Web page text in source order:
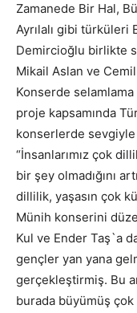
Zamanede Bir Hal,
Ayrılalı gibi türküleri
Demircioğlu birlikte
Mikail Aslan ve
Konserde selamlama
proje kapsamında
konserlerde sevgiyle
“İnsanlarımız çok
bir şey olmadığını
dillilik, yaşasın çok
Münih konserini
Kul ve Ender Taş`a
gençler yan yana
gerçekleştirmiş. Bu
burada büyümüş